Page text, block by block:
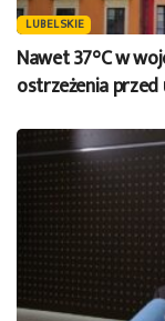
LUBELSKIE
Nawet 37°C w
ostrzeżenia przed